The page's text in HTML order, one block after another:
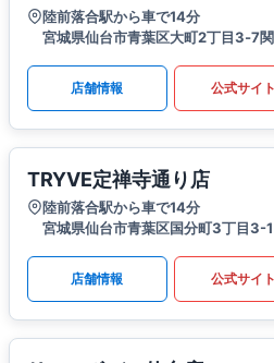
陸前落合駅から車で14分
宮城県仙台市青葉区大町2丁目3‐7
店舗情報 公式サイト
TRYVE定禅寺通り店
陸前落合駅から車で14分
宮城県仙台市青葉区国分町3丁目3-1
店舗情報 公式サイト